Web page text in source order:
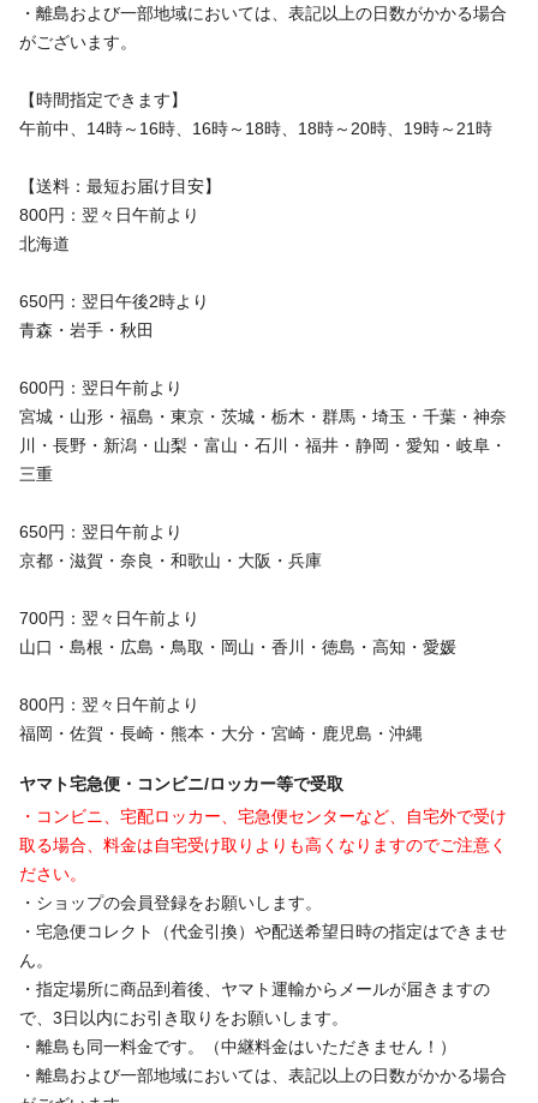
・離島および一部地域においては、表記以上の日数がかかる場合
がございます。
【時間指定できます】
午前中、14時～16時、16時～18時、18時～20時、19時～21時
【送料：最短お届け目安】
800円：翌々日午前より
北海道
650円：翌日午後2時より
青森・岩手・秋田
600円：翌日午前より
宮城・山形・福島・東京・茨城・栃木・群馬・埼玉・千葉・神奈
川・長野・新潟・山梨・富山・石川・福井・静岡・愛知・岐阜・
三重
650円：翌日午前より
京都・滋賀・奈良・和歌山・大阪・兵庫
700円：翌々日午前より
山口・島根・広島・鳥取・岡山・香川・徳島・高知・愛媛
800円：翌々日午前より
福岡・佐賀・長崎・熊本・大分・宮崎・鹿児島・沖縄
ヤマト宅急便・コンビニ/ロッカー等で受取
・コンビニ、宅配ロッカー、宅急便センターなど、自宅外で受け
取る場合、料金は自宅受け取りよりも高くなりますのでご注意く
ださい。
・ショップの会員登録をお願いします。
・宅急便コレクト（代金引換）や配送希望日時の指定はできませ
ん。
・指定場所に商品到着後、ヤマト運輸からメールが届きますの
で、3日以内にお引き取りをお願いします。
・離島も同一料金です。（中継料金はいただきません！）
・離島および一部地域においては、表記以上の日数がかかる場合